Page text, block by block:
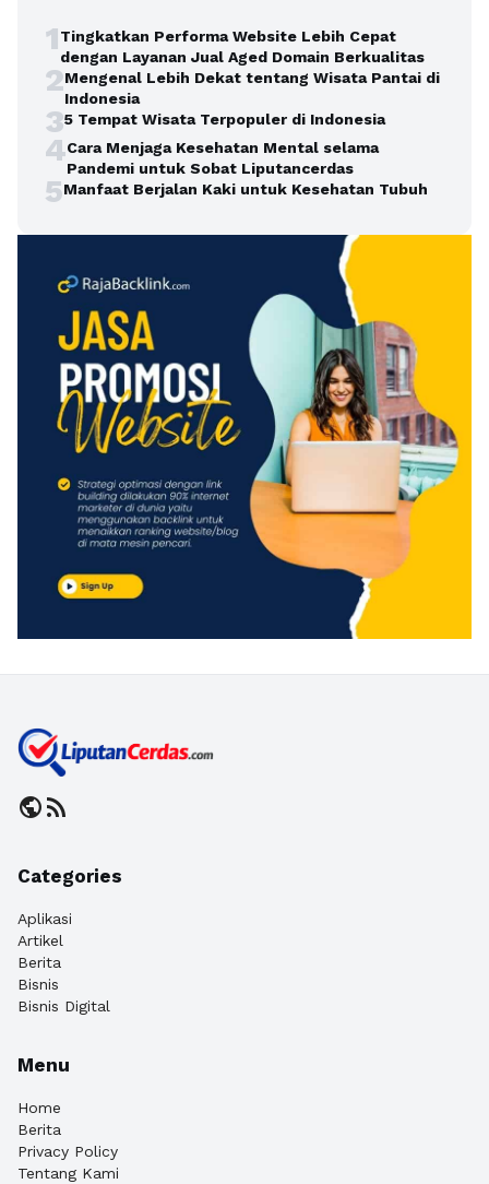
1Tingkatkan Performa Website Lebih Cepat
dengan Layanan Jual Aged Domain Berkualitas
2Mengenal Lebih Dekat tentang Wisata Pantai di
Indonesia
35 Tempat Wisata Terpopuler di Indonesia
4Cara Menjaga Kesehatan Mental selama
Pandemi untuk Sobat Liputancerdas
5Manfaat Berjalan Kaki untuk Kesehatan Tubuh
publicrss_feed
Categories
Aplikasi
Artikel
Berita
Bisnis
Bisnis Digital
Menu
Home
Berita
Privacy Policy
Tentang Kami